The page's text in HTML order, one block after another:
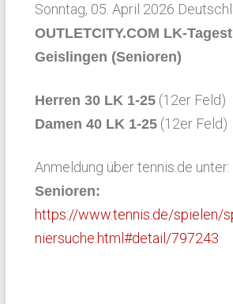
Sonntag, 05. April 2026
OUTLETCITY.COM LK-
Geislingen (Senioren)
Herren 30 LK 1-25(12er Feld)
Damen 40 LK 1-25(12er Feld)
Anmeldung über tennis.de unter:
Senioren:
https://www.tennis.de/spielen/
niersuche.html#detail/797243